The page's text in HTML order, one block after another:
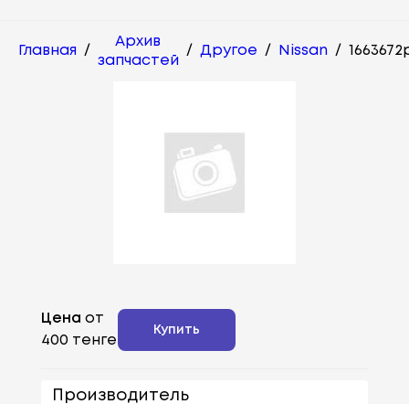
Главная /
Архив
запчастей
/ Другое / Nissan /
Цена от
400 тенге
Купить
Производитель